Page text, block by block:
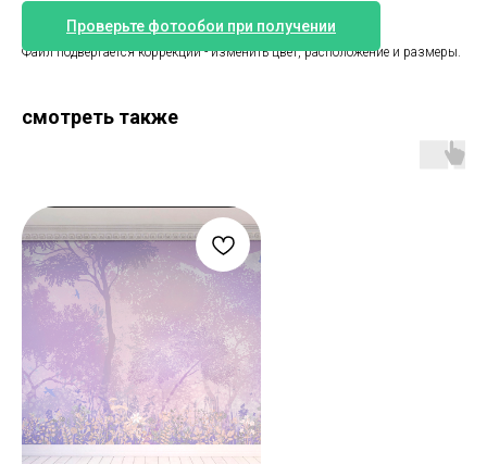
Проверьте фотообои при получении
Детские обои карта мира с самолётами и животными.
Файл подвергается коррекции - изменить цвет, расположение и размеры.
смотреть также